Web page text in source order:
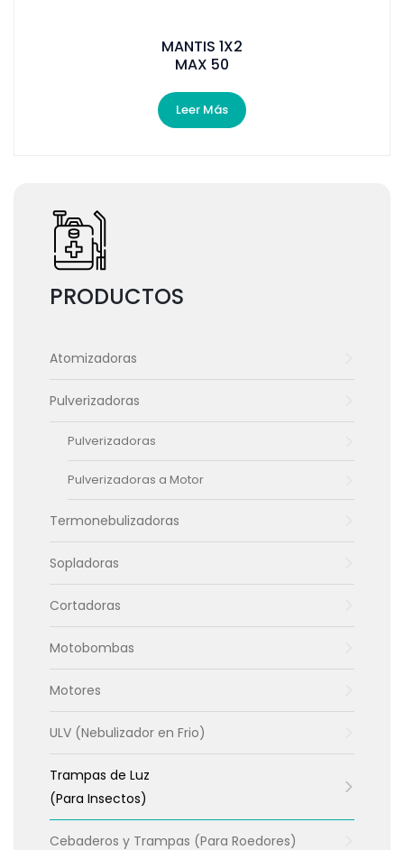
MANTIS 1X2
MAX 50
Leer Más
PRODUCTOS
Atomizadoras
Pulverizadoras
Pulverizadoras
Pulverizadoras a Motor
Termonebulizadoras
Sopladoras
Cortadoras
Motobombas
Motores
ULV (Nebulizador en Frio)
Trampas de Luz
(Para Insectos)
Cebaderos y Trampas (Para Roedores)